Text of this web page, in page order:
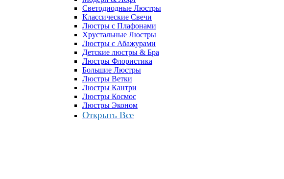
Светодиодные Люстры
Классические Свечи
Люстры с Плафонами
Хрустальные Люстры
Люстры с Абажурами
Детские люстры & Бра
Люстры Флористика
Большие Люстры
Люстры Ветки
Люстры Кантри
Люстры Космос
Люстры Эконом
Открыть Все